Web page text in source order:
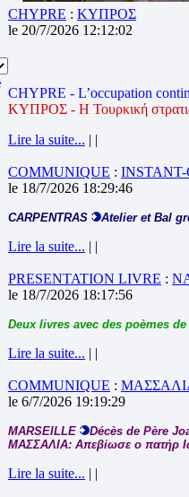
CHYPRE : ΚΥΠΡΟΣ
le 20/7/2026 12:12:02
CHYPRE - L’occupation
ΚΥΠΡΟΣ - Η Τουρκική
Lire la suite... | |
COMMUNIQUE : INSTANT-
le 18/7/2026 18:29:46
CARPENTRAS Atelier et Bal
Lire la suite... | |
PRESENTATION LIVRE :
le 18/7/2026 18:17:56
Deux livres avec des poèmes
Lire la suite... | |
COMMUNIQUE :
le 6/7/2026 19:19:29
MARSEILLE
Décès de Père
ΜΑΣΣΑΛΙΑ: Απεβίωσε ο πατήρ
Lire la suite... | |